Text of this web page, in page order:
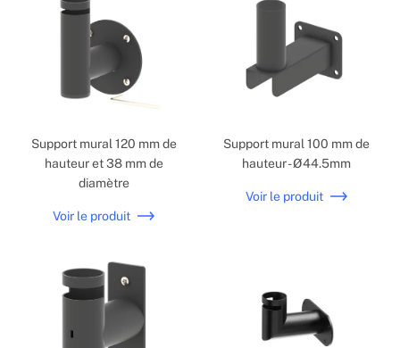
Support mural 120 mm de
hauteur et 38 mm de
diamètre
Voir le produit
Support mural 100 mm de
hauteur - Ø44.5mm
Voir le produit